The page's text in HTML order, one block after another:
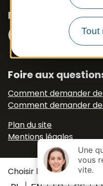
Tout
Nous suivre
FacebookInstagram
N°
+33
Foire aux
Comment demander
Comment demander
Plan du site
Mentions légales
Choisir langue :